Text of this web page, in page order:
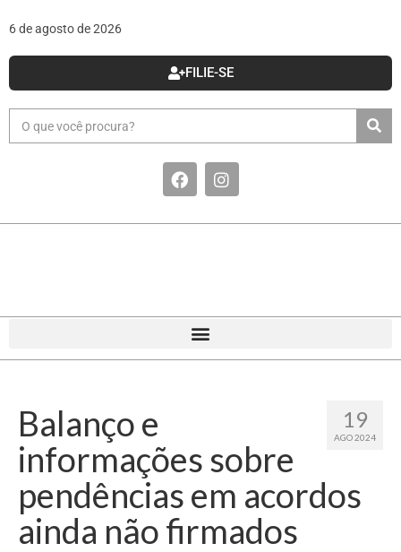
6 de agosto de 2026
FILIE-SE
19
AGO 2024
Balanço e
informações sobre
pendências em acordos
ainda não firmados